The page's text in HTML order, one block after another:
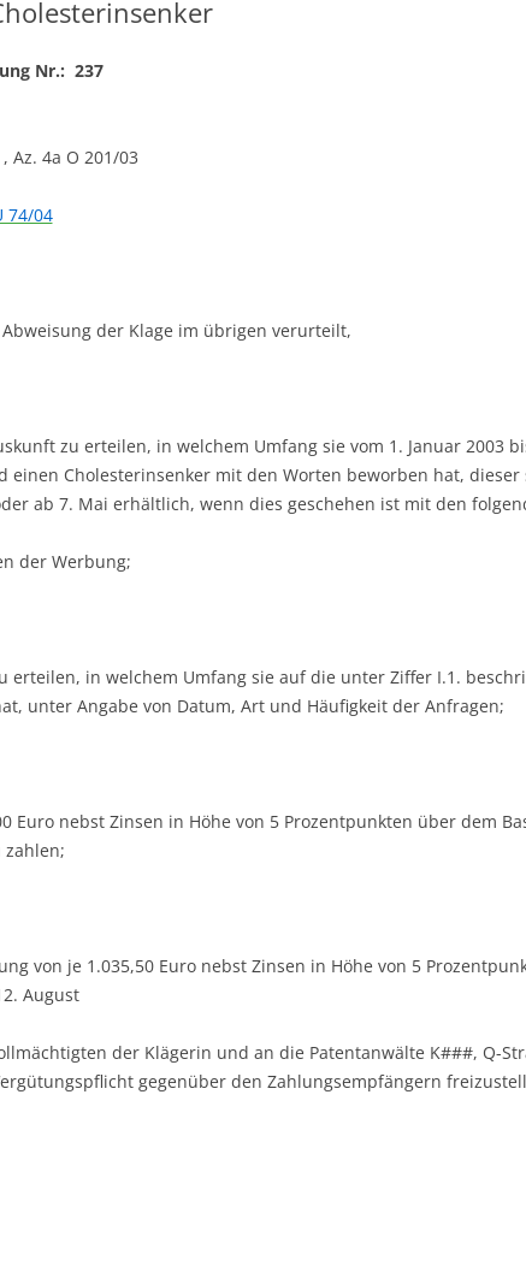
Nr.: 237
Az. 4a O 201/03
74/04
der Klage im übrigen verurteilt,
zu erteilen, in welchem Umfang sie vom 1. Januar 2003
einen Cholesterinsenker mit den Worten beworben hat, dieser
ab 7. Mai erhältlich, wenn dies geschehen ist mit den
der Werbung;
erteilen, in welchem Umfang sie auf die unter Ziffer I.1.
unter Angabe von Datum, Art und Häufigkeit der Anfragen;
Euro nebst Zinsen in Höhe von 5 Prozentpunkten über dem
zahlen;
von je 1.035,50 Euro nebst Zinsen in Höhe von 5
August
der Klägerin und an die Patentanwälte K###, Q-
gegenüber den Zahlungsempfängern